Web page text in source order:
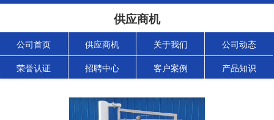
供应商机
公司首页 供应商机 关于我们 公司动态
荣誉认证 招聘中心 客户案例 产品知识